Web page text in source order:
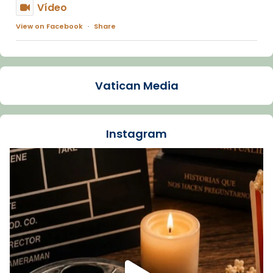
Vídeo
View on Facebook · Share
Arquebisbat de Barcelona
La Carmina va patir depressió. Fa gairebé
dos mesos, a l'Estadi Lluís Companys, la
Recupera l'entrevista comp
Vatican
tican News 👇
www.vaticannews.va/es/iglesia/news/2026-
07/carmina-historia-depresion-papa-viaje-
espana-testimoni...
Foto
View on Facebook · Share
Vatican Media
Instagram